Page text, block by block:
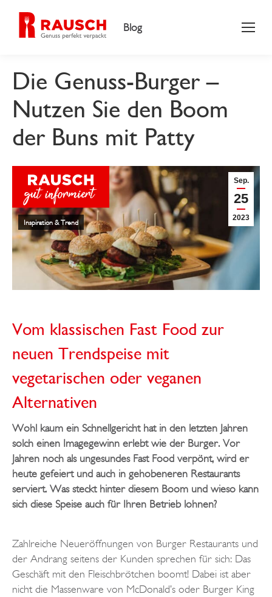
Blog
Die Genuss-Burger –
Nutzen Sie den Boom
der Buns mit Patty
Sep.
25
2023
Inspiration & Trend
Vom klassischen Fast Food zur
neuen Trendspeise mit
vegetarischen oder veganen
Alternativen
Wohl kaum ein Schnellgericht hat in den letzten Jahren
solch einen Imagegewinn erlebt wie der Burger. Vor
Jahren noch als ungesundes Fast Food verpönt, wird er
heute gefeiert und auch in gehobeneren Restaurants
serviert. Was steckt hinter diesem Boom und wieso kann
sich diese Speise auch für Ihren Betrieb lohnen?
Zahlreiche Neueröffnungen von Burger Restaurants und
der Andrang seitens der Kunden sprechen für sich: Das
Geschäft mit den Fleischbrötchen boomt! Dabei ist aber
nicht die Massenware von McDonald’s oder Burger King